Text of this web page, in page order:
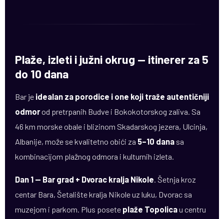
Plaže, izleti i južni okrug — itinerer za 5
do 10 dana
Bar je idealan za porodice i one koji traže autentičniji
odmorod pretrpanih Budve i Bokokotorskog zaliva. Sa
46 km morske obale i blizinom Skadarskog jezera, Ulcinja,
Albanije, može se kvalitetno obići za 5–10 dana sa
kombinacijom plažnog odmora i kulturnih izleta.
Dan 1 — Bar grad + Dvorac kralja Nikole. Šetnja kroz
centar Bara, Šetalište kralja Nikole uz luku, Dvorac sa
muzejom i parkom. Plus posete plaže Topolicau centru